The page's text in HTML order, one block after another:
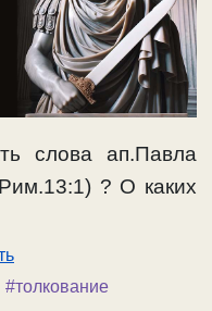
слова ап.Павла
? О каких
#толкование